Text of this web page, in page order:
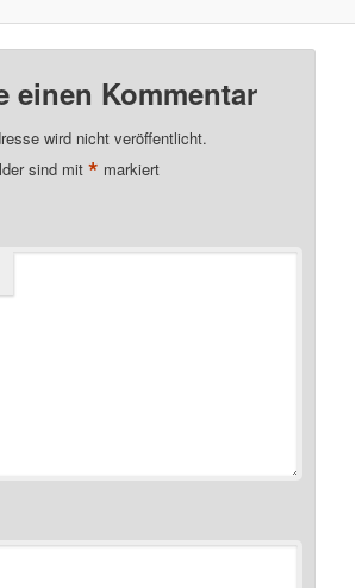
einen Kommentar
wird nicht veröffentlicht.
sind mit* markiert